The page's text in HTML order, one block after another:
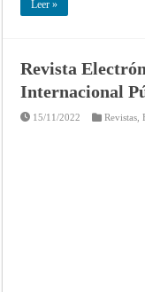
Leer »
Revista
Internacional
15/11/2022 Revistas ,